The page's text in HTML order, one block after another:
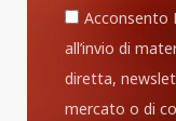
Acconsento
all’invio di
diretta,
mercato o di